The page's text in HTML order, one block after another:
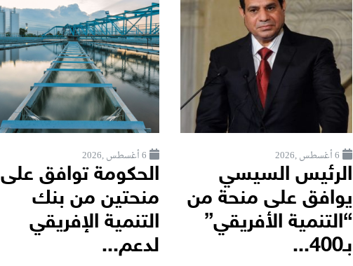
6 أغسطس ,2026
الرئيس السيسي
يوافق على منحة من
“التنمية الأفريقي”
بـ400...
6 أغسطس ,2026
الحكومة توافق على
منحتين من بنك
التنمية الإفريقي
لدعم...